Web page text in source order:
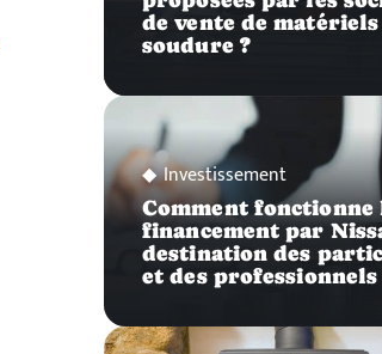
de vente de matériels
soudure ?
Investissement
Comment fonctionne
financement par
destination des
et des professionnels